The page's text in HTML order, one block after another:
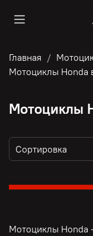
Главная
Мотоциклы Honda
Мотоциклы
Мотоциклы Honda